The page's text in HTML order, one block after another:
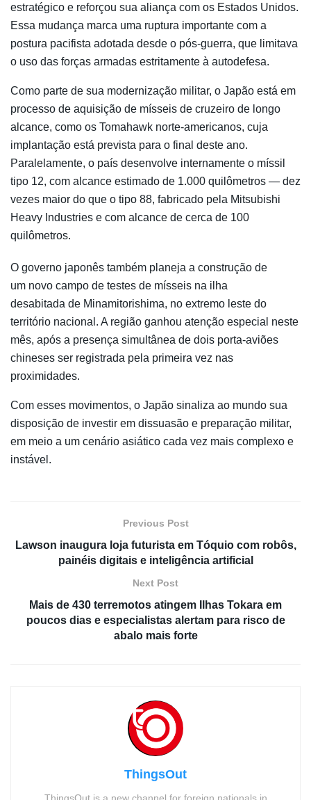
estratégico e reforçou sua aliança com os Estados Unidos.
Essa mudança marca uma ruptura importante com a
postura pacifista adotada desde o pós-guerra, que limitava
o uso das forças armadas estritamente à autodefesa.
Como parte de sua modernização militar, o Japão está em
processo de aquisição de mísseis de cruzeiro de longo
alcance, como os Tomahawk norte-americanos, cuja
implantação está prevista para o final deste ano.
Paralelamente, o país desenvolve internamente o míssil
tipo 12, com alcance estimado de 1.000 quilômetros — dez
vezes maior do que o tipo 88, fabricado pela Mitsubishi
Heavy Industries e com alcance de cerca de 100
quilômetros.
O governo japonês também planeja a construção de
um novo campo de testes de mísseis na ilha
desabitada de Minamitorishima, no extremo leste do
território nacional. A região ganhou atenção especial neste
mês, após a presença simultânea de dois porta-aviões
chineses ser registrada pela primeira vez nas
proximidades.
Com esses movimentos, o Japão sinaliza ao mundo sua
disposição de investir em dissuasão e preparação militar,
em meio a um cenário asiático cada vez mais complexo e
instável.
Previous Post
Lawson inaugura loja futurista em Tóquio com robôs,
painéis digitais e inteligência artificial
Next Post
Mais de 430 terremotos atingem Ilhas Tokara em
poucos dias e especialistas alertam para risco de
abalo mais forte
ThingsOut
ThingsOut is a new channel for foreign nationals in